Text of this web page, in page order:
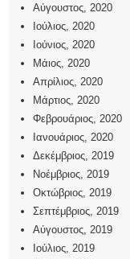
Αύγουστος, 2020
Ιούλιος, 2020
Ιούνιος, 2020
Μάιος, 2020
Απρίλιος, 2020
Μάρτιος, 2020
Φεβρουάριος, 2020
Ιανουάριος, 2020
Δεκέμβριος, 2019
Νοέμβριος, 2019
Οκτώβριος, 2019
Σεπτέμβριος, 2019
Αύγουστος, 2019
Ιούλιος, 2019